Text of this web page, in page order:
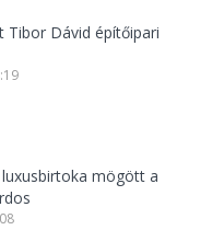
Tibor Dávid építőipari
mögött a